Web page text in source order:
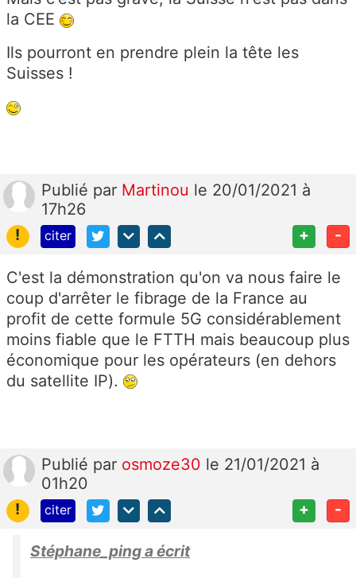
la CEE
Ils pourront en prendre plein la tête les
Suisses !
Publié par Martinou le 20/01/2021 à
17h26
!
citer + -
C'est la démonstration qu'on va nous faire le
coup d'arrêter le fibrage de la France au
profit de cette formule 5G considérablement
moins fiable que le FTTH mais beaucoup plus
économique pour les opérateurs (en dehors
du satellite IP).
Publié par osmoze30 le 21/01/2021 à
01h20
!
citer + -
Stéphane_ping a écrit